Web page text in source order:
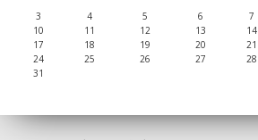
3
4 5 6 7
10
11 12 13 14
17
18 19 20 21
24
25 26 27 28
31